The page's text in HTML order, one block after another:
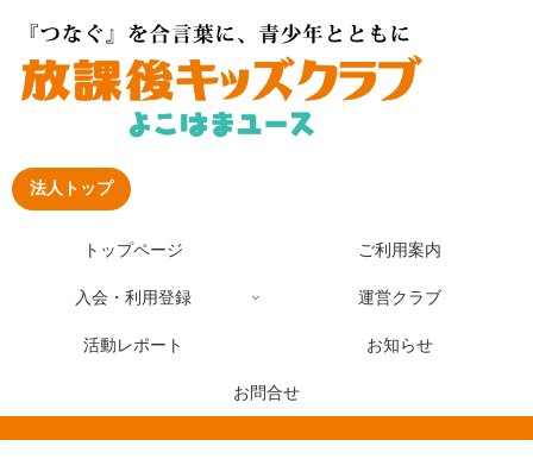
法人トップ
トップページ ご利用案内
入会・利用登録 運営クラブ
活動レポート お知らせ
お問合せ